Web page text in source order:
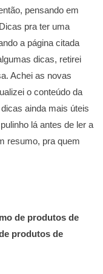
pensando em
pra ter uma
a página citada
dicas, retirei
Achei as novas
o conteúdo da
ainda mais úteis
lá antes de ler a
resumo, pra quem
de produtos de
produtos de